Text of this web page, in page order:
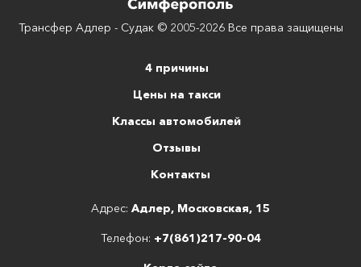
Трансфер Адлер - Судак © 2005-2026 Все права защищены
4 причины
Цены на такси
Классы автомобилей
Отзывы
Контакты
Адрес: Адлер, Московская, 15
Телефон: +7(861)217-90-04